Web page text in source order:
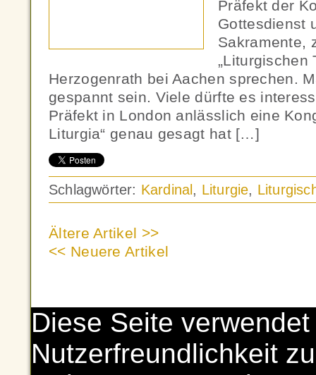
Präfekt der
Gottesdienst
Sakramente,
„Liturgischen
Herzogenrath bei Aachen sprechen.
gespannt sein. Viele dürfte es
Präfekt in London anlässlich eine
Liturgia“ genau gesagt hat […]
Schlagwörter: Kardinal , Liturgie,
Ältere Artikel >>
<< Neuere Artikel
Diese Seite
Nutzerfreundlichkeit